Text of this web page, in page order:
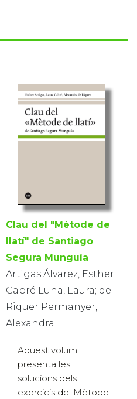
Clau del "Mètode de
llatí" de Santiago
Segura Munguía
Artigas Álvarez, Esther;
Cabré Luna, Laura; de
Riquer Permanyer,
Alexandra
Aquest volum
presenta les
solucions dels
exercicis del Mètode